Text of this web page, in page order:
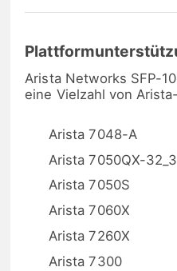
Arista Networks SFP-
eine Vielzahl von
Arista 7048-A
Arista 7050QX-
Arista 7050S
Arista 7060X
Arista 7260X
Arista 7300